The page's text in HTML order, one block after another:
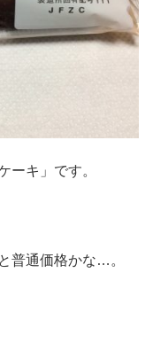
ーキ」です。
普通価格かな…。